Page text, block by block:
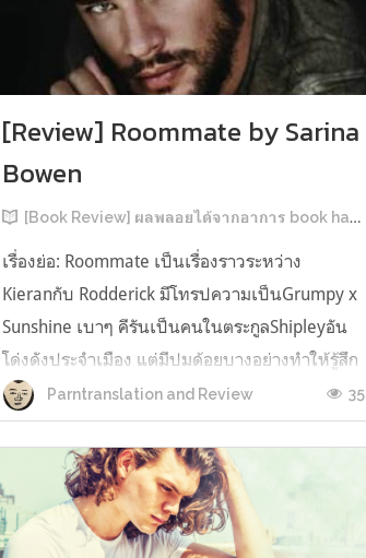
[Review] Roommate by Sarina
Bowen
[Book Review] ผลพลอยได้จากอาการ book hangover หลังอ่านสารพัน MM Romance
เรื่องย่อ: Roommate เป็นเรื่องราวระหว่าง
Kieranกับ Rodderick มีโทรปความเป็นGrumpy x
Sunshine เบาๆ คีรันเป็นคนในตระกูลShipleyอัน
โด่งดังประจำเมือง แต่มีปมด้อยบางอย่างทำให้รู้สึก
ว่าพ่อรักพี่ชายมากกว่าตัวเองเสมอ จึงดิ้นรนอยาก
ออกมาอยู่คนเดียวเพื่อให้หลุดจากอิทธิพลของที่
บ้าน และไล่ตามความฝันการเป็นกราฟฟิ...
Parntranslation and Review 35